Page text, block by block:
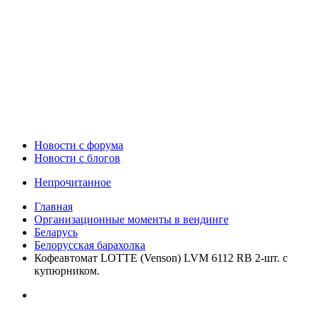
Новости c форума
Новости с блогов
Непрочитанное
Главная
Организационные моменты в вендинге
Беларусь
Белорусская барахолка
Кофеавтомат LOTTE (Venson) LVM 6112 RB 2-шт. с
купюрником.